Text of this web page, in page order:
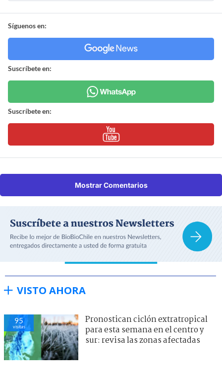
Síguenos en:
Suscríbete en:
Suscríbete en:
Mostrar Comentarios
VISTO AHORA
95
visitas
Pronostican ciclón extratropical
para esta semana en el centro y
sur: revisa las zonas afectadas